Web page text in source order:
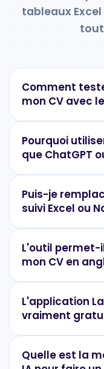
tableaux
Comment
mon CV avec
Pourquoi
que ChatGPT
Puis-je
suivi Excel ou
L'outil
mon CV en
L'application
vraiment
Quelle est la